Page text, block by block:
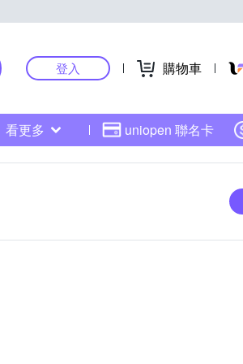
登入 購物車
看更多 uniopen 聯名卡